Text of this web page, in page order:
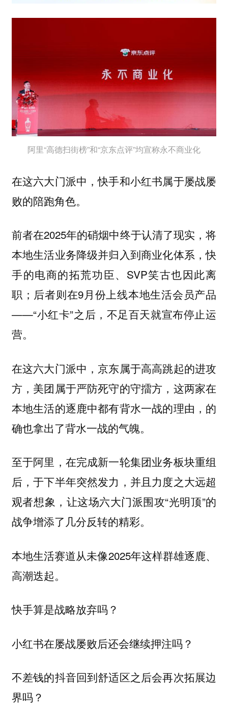
阿里“高德扫街榜”和“京东点评”均宣称永不商业化
在这六大门派中，快手和小红书属于屡战屡
败的陪跑角色。
前者在2025年的硝烟中终于认清了现实，将
本地生活业务降级并归入到商业化体系，快
手的电商的拓荒功臣、SVP笑古也因此离
职；后者则在9月份上线本地生活会员产品
——“小红卡”之后，不足百天就宣布停止运
营。
在这六大门派中，京东属于高高跳起的进攻
方，美团属于严防死守的守擂方，这两家在
本地生活的逐鹿中都有背水一战的理由，的
确也拿出了背水一战的气魄。
至于阿里，在完成新一轮集团业务板块重组
后，于下半年突然发力，并且力度之大远超
观者想象，让这场六大门派围攻“光明顶”的
战争增添了几分反转的精彩。
本地生活赛道从未像2025年这样群雄逐鹿、
高潮迭起。
快手算是战略放弃吗？
小红书在屡战屡败后还会继续押注吗？
不差钱的抖音回到舒适区之后会再次拓展边
界吗？